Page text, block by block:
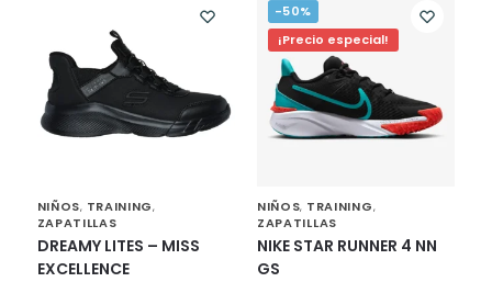
NIÑOS, TRAINING,
ZAPATILLAS
DREAMY LITES – MISS
EXCELLENCE
-50%
¡Precio especial!
NIÑOS, TRAINING,
ZAPATILLAS
NIKE STAR RUNNER 4 NN
GS